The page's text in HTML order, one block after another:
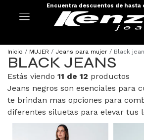
Envíos a todo el país - 100%
Inicio / MUJER / Jeans para mujer / Black
BLACK JEANS
Estás viendo 11 de 12 productos
Jeans negros son esenciales para
te brindan mas opciones para
diferentes siluetas para elevar tus